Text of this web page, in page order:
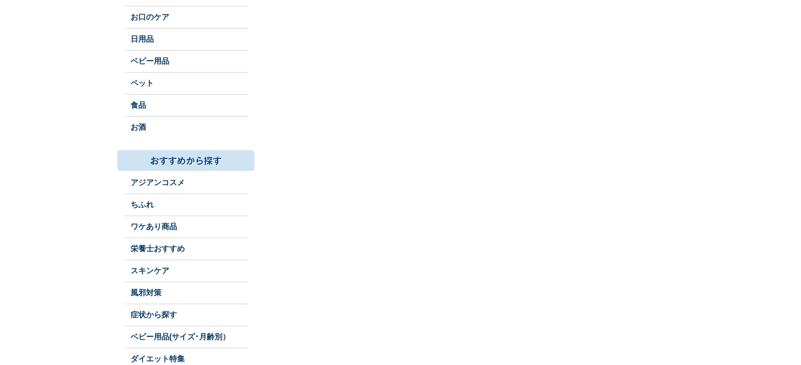
お口のケア
日用品
ベビー用品
ペット
食品
お酒
アジアンコスメ
ちふれ
ワケあり商品
栄養士おすすめ
スキンケア
風邪対策
症状から探す
ベビー用品(サイズ･月齢別）
ダイエット特集